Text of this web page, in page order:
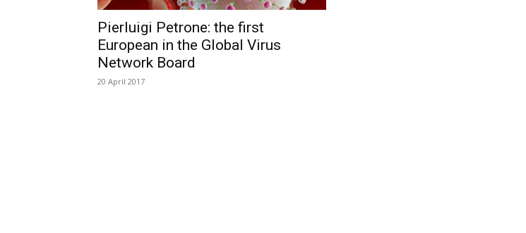
Pierluigi Petrone: the first
European in the Global Virus
Network Board
20 April 2017